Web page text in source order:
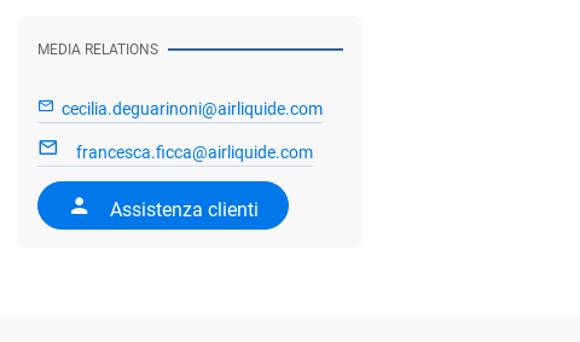
MEDIA RELATIONS
cecilia.deguarinoni@airliquide.com
francesca.ficca@airliquide.com
Assistenza clienti